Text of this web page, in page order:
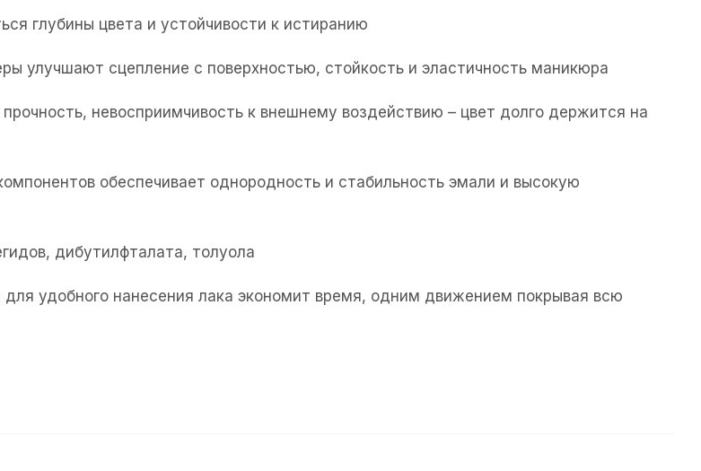
глубины цвета и устойчивости к истиранию
улучшают сцепление с поверхностью, стойкость и эластичность маникюра
невосприимчивость к внешнему воздействию – цвет долго держится на
обеспечивает однородность и стабильность эмали и высокую
дибутилфталата, толуола
для удобного нанесения лака экономит время, одним движением покрывая всю